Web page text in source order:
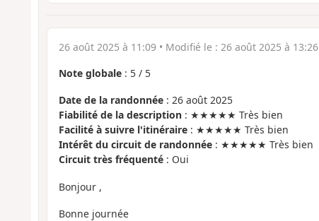
26 août 2025 à 11:09• Modifié le : 26 août 2025 à 13:26
Note globale: 5/ 5
Date de la randonnée: 26 août 2025
Fiabilité de la description: ★★★★★ Très bien
Facilité à suivre l'itinéraire: ★★★★★ Très bien
Intérêt du circuit de randonnée: ★★★★★ Très bien
Circuit très fréquenté: Oui
Bonjour ,
Bonne journée